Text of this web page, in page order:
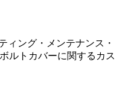
ィング・メンテナンス・
ルトカバーに関するカス